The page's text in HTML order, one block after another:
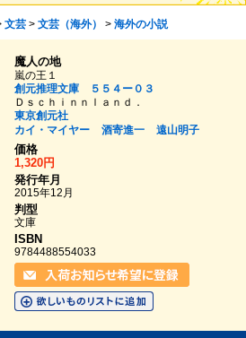
文芸> 文芸（海外） > 海外の小説
魔人の地
嵐の王１
創元推理文庫 ５５４ー０３
Ｄｓｃｈｉｎｎｌａｎｄ．
東京創元社
カイ・マイヤー
酒寄進一
遠山明子
価格
1,320円
発行年月
2015年12月
判型
文庫
ISBN
9784488554033